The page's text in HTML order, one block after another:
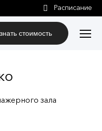
стоимость
зала